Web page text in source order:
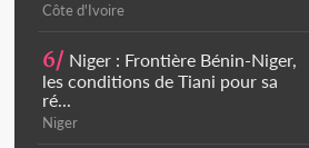
Côte d'Ivoire
6/ Niger : Frontière Bénin-Niger,
les conditions de Tiani pour sa
ré...
Niger